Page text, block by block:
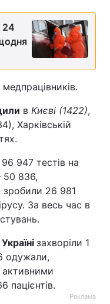
24
в Києві (1422),
Харківській
96 947 тестів на
836,
26 981
За весь час в
захворіли 1
одужали,
активними
Реклама